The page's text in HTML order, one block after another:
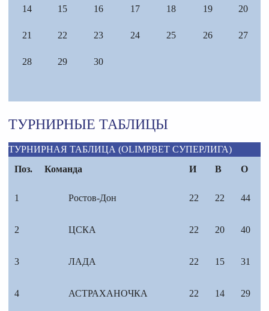
14 15 16 17 18 19 20
21 22 23 24 25 26 27
28 29 30
ТУРНИРНЫЕ ТАБЛИЦЫ
ТУРНИРНАЯ ТАБЛИЦА (OLIMPBET СУПЕРЛИГА)
Поз.
Команда И В О
1 Ростов-Дон 22 22 44
2 ЦСКА 22 20 40
3 ЛАДА 22 15 31
4 АСТРАХАНОЧКА 22 14 29